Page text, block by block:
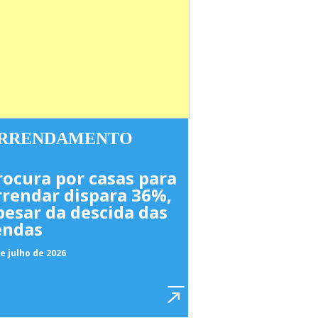
por casas para
dispara 36%,
da descida das
julho de 2026